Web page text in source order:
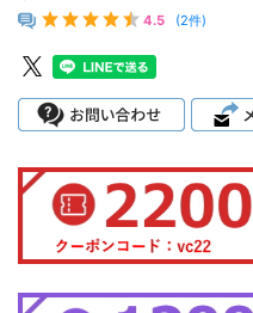
4.5
(2件)